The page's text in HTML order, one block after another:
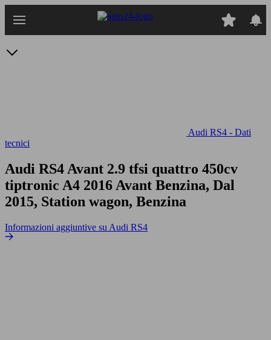
Audi RS4 - Dati
tecnici
Audi RS4 Avant 2.9 tfsi quattro 450cv
tiptronic A4 2016 Avant Benzina, Dal
2015, Station wagon, Benzina
Informazioni aggiuntive su Audi RS4